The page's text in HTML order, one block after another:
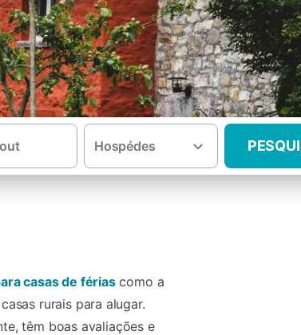
Hospédes
casas de férias como a
rurais para alugar.
têm boas avaliações e